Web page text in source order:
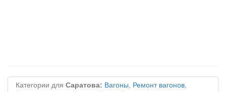
Категории для Саратова: Вагоны, Ремонт вагонов,